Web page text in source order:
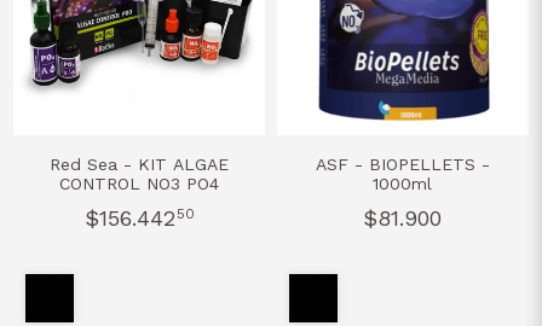
Red Sea - KIT ALGAE
CONTROL NO3 PO4
$156.442 50
ASF - BIOPELLETS -
1000ml
$81.900